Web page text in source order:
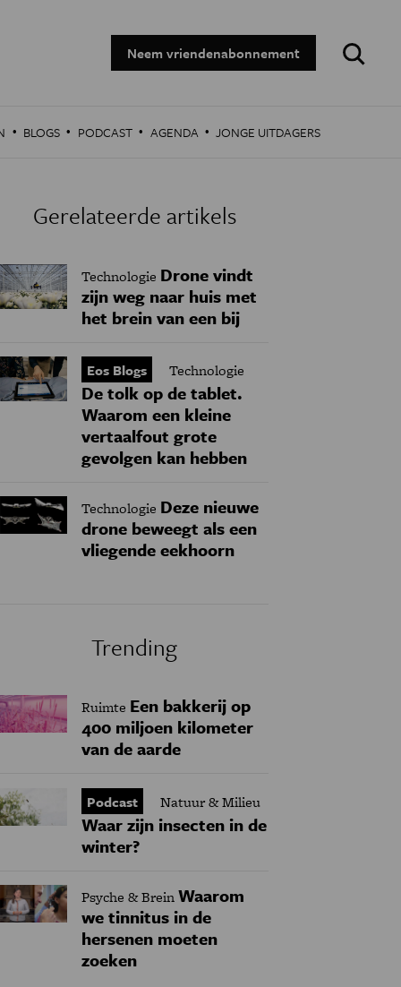
Neem vriendenabonnement
Zoeken:
· BLOGS · PODCAST · AGENDA · JONGE UITDAGERS
Gerelateerde artikels
Technologie Drone vindt
zijn weg naar huis met
het brein van een bij
Eos Blogs Technologie
De tolk op de tablet.
Waarom een kleine
vertaalfout grote
gevolgen kan hebben
Technologie Deze nieuwe
drone beweegt als een
vliegende eekhoorn
Trending
Ruimte Een bakkerij op
400 miljoen kilometer
van de aarde
Podcast Natuur & Milieu
Waar zijn insecten in de
winter?
Psyche & BreinWaarom
we tinnitus in de
hersenen moeten
zoeken